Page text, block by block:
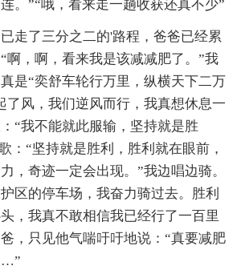
。”“哦，看来走一趟收获还真不少”
走了三分之二的'路程，爸爸已经累
啊，啊，看来我是该减减肥了。”我
是“奕舒车轮行万里，纵横天下二万
了风，我们逆风而行，我真想休息一
“我不能就此服输，坚持就是胜
：“坚持就是胜利，胜利就在眼前，
，奇迹一定会出现。”我边唱边骑。
区的停车场，我奋力骑过去。胜利
，我真不敢相信我已经行了一百里
，只见他气喘吁吁地说：“真要减肥